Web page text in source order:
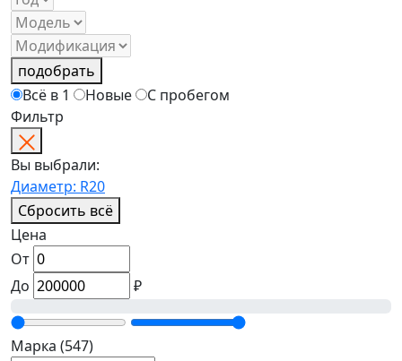
подобрать
Всё в 1
Новые
С пробегом
Фильтр
Вы выбрали:
Диаметр: R20
Сбросить всё
Цена
От
До
₽
Марка (547)